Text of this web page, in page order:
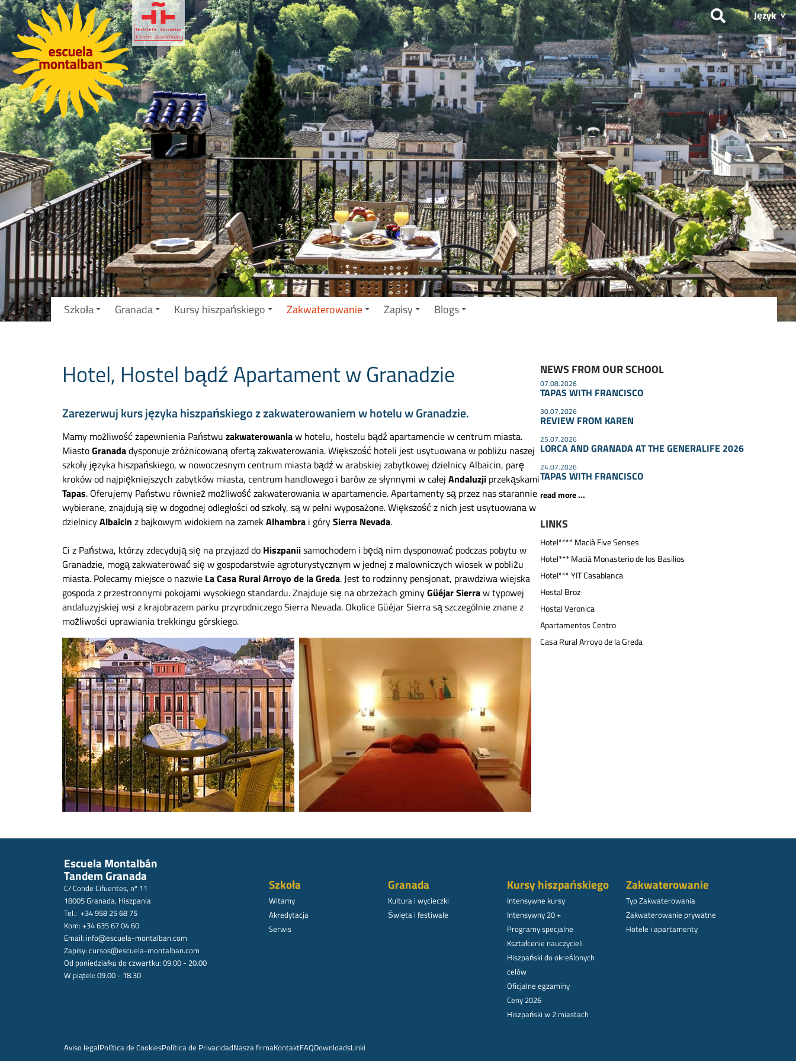
Język
Szkoła Granada Kursy hiszpańskiego Zakwaterowanie Zapisy Blogs
Hotel, Hostel bądź Apartament w Granadzie
Zarezerwuj kurs języka hiszpańskiego z zakwaterowaniem w hotelu w Granadzie.
Mamy możliwość zapewnienia Państwuzakwaterowaniaw hotelu, hostelu bądź apartamencie w centrum miasta.
MiastoGranadadysponuje zróżnicowaną ofertą zakwaterowania. Większość hoteli jest usytuowana w pobliżu naszej
szkoły języka hiszpańskiego, w nowoczesnym centrum miasta bądź w arabskiej zabytkowej dzielnicy Albaicin, parę
kroków od najpiękniejszych zabytków miasta, centrum handlowego i barów ze słynnymi w całejAndaluzji przekąskami
Tapas. Oferujemy Państwu również możliwość zakwaterowania w apartamencie. Apartamenty są przez nas starannie
wybierane, znajdują się w dogodnej odległości od szkoły, są w pełni wyposażone. Większość z nich jest usytuowana w
dzielnicyAlbaicin z bajkowym widokiem na zamekAlhambra i górySierra Nevada.
Ci z Państwa, którzy zdecydują się na przyjazd do Hiszpaniisamochodem i będą nim dysponować podczas pobytu w
Granadzie, mogą zakwaterować się w gospodarstwie agroturystycznym w jednej z malowniczych wiosek w pobliżu
miasta. Polecamy miejsce o nazwie La Casa Rural Arroyo de la Greda. Jest to rodzinny pensjonat, prawdziwa wiejska
gospoda z przestronnymi pokojami wysokiego standardu. Znajduje się na obrzeżach gminyGüéjar Sierraw typowej
andaluzyjskiej wsi z krajobrazem parku przyrodniczego Sierra Nevada. Okolice Güéjar Sierra są szczególnie znane z
możliwości uprawiania trekkingu górskiego.
NEWS FROM OUR SCHOOL
07.08.2026
TAPAS WITH FRANCISCO
30.07.2026
REVIEW FROM KAREN
25.07.2026
LORCA AND GRANADA AT THE GENERALIFE 2026
24.07.2026
TAPAS WITH FRANCISCO
read more ...
LINKS
Hotel**** Macià Five Senses
Hotel*** Macià Monasterio de los Basilios
Hotel*** YIT Casablanca
Hostal Broz
Hostal Veronica
Apartamentos Centro
Casa Rural Arroyo de la Greda
Escuela Montalbán
Tandem Granada
C/ Conde Cifuentes, nº 11
18005 Granada, Hiszpania
Tel.: +34 958 25 68 75
Kom: +34 635 67 04 60
Email: info@escuela-montalban.com
Zapisy: cursos@escuela-montalban.com
Od poniedziałku do czwartku: 09.00 - 20.00
W piątek: 09.00 - 18.30
Szkoła
Witamy
Akredytacja
Serwis
Granada
Kultura i wycieczki
Święta i festiwale
Kursy hiszpańskiego
Intensywne kursy
Intensywny 20 +
Programy specjalne
Kształcenie nauczycieli
Hiszpański do określonych
celów
Oficjalne egzaminy
Ceny 2026
Hiszpański w 2 miastach
Zakwaterowanie
Typ Zakwaterowania
Zakwaterowanie prywatne
Hotele i apartamenty
Aviso legalPolítica de CookiesPolítica de PrivacidadNasza firmaKontaktFAQDownloadsLinki